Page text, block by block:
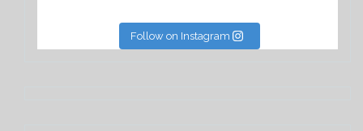
Follow on Instagram